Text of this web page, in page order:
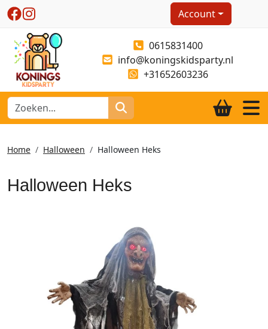
Account
0615831400
info@koningskidsparty.nl
+31652603236
Home Halloween Halloween Heks
Halloween Heks